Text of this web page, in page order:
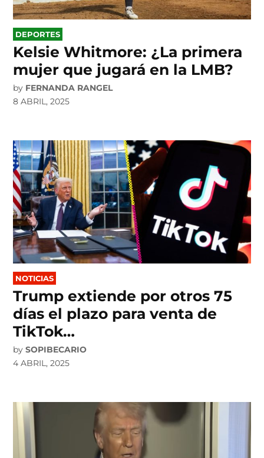
POSTED
IN
DEPORTES
Kelsie Whitmore: ¿La primera
mujer que jugará en la LMB?
by FERNANDA RANGEL
8 ABRIL, 2025
POSTED
IN
NOTICIAS
Trump extiende por otros 75
días el plazo para venta de
TikTok…
by SOPIBECARIO
4 ABRIL, 2025